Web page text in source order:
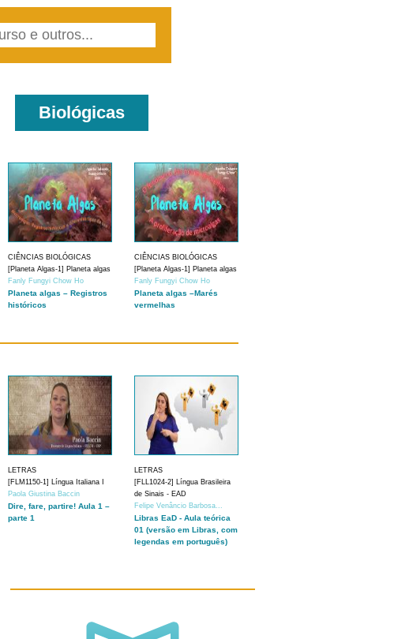
Biológicas
CIÊNCIAS BIOLÓGICAS
[Planeta Algas-1] Planeta algas
Fanly Fungyi Chow Ho
Planeta algas – Registros
históricos
CIÊNCIAS BIOLÓGICAS
[Planeta Algas-1] Planeta algas
Fanly Fungyi Chow Ho
Planeta algas –Marés
vermelhas
LETRAS
[FLM1150-1] Língua Italiana I
Paola Giustina Baccin
Dire, fare, partire! Aula 1 –
parte 1
LETRAS
[FLL1024-2] Língua Brasileira
de Sinais - EAD
Felipe Venâncio Barbosa...
Libras EaD - Aula teórica
01 (versão em Libras, com
legendas em português)